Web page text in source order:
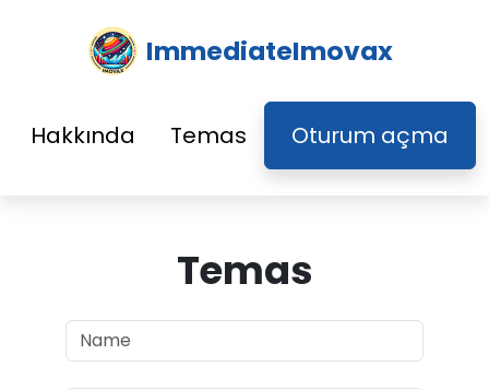
ImmediateImovax
Hakkında Temas Oturum açma
Temas